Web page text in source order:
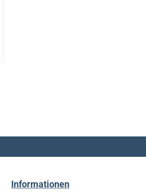
Informationen